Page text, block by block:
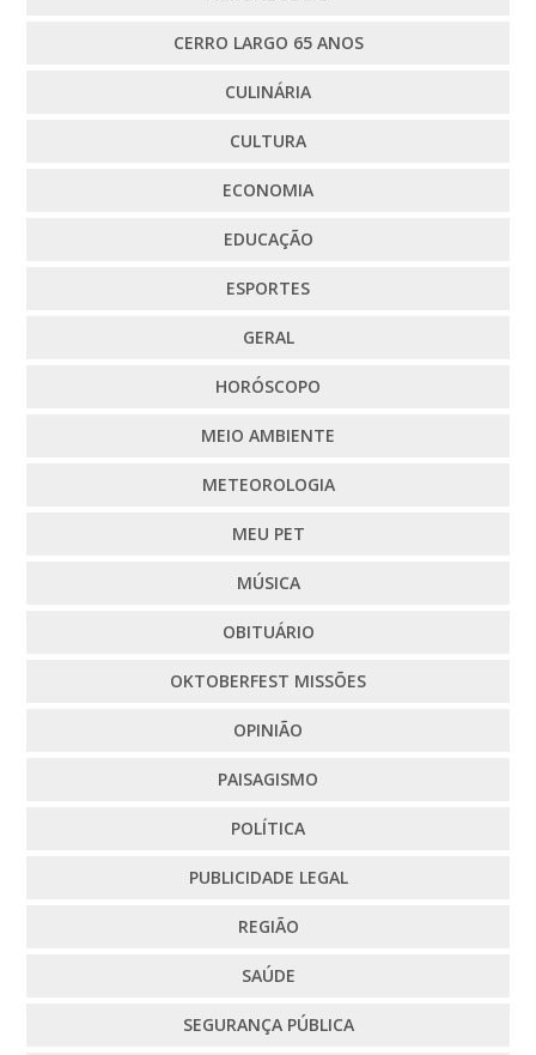
CERRO LARGO 65 ANOS
CULINÁRIA
CULTURA
ECONOMIA
EDUCAÇÃO
ESPORTES
GERAL
HORÓSCOPO
MEIO AMBIENTE
METEOROLOGIA
MEU PET
MÚSICA
OBITUÁRIO
OKTOBERFEST MISSÕES
OPINIÃO
PAISAGISMO
POLÍTICA
PUBLICIDADE LEGAL
REGIÃO
SAÚDE
SEGURANÇA PÚBLICA